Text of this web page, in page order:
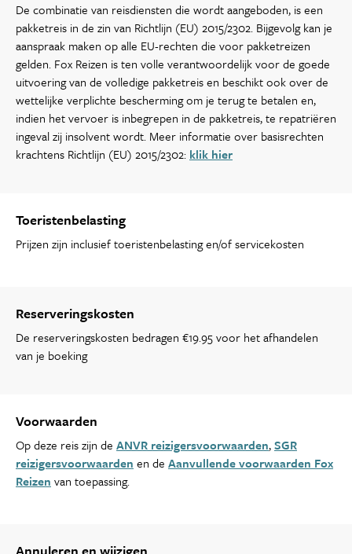
De combinatie van reisdiensten die wordt aangeboden, is een
pakketreis in de zin van Richtlijn (EU) 2015/2302. Bijgevolg kan je
aanspraak maken op alle EU-rechten die voor pakketreizen
gelden. Fox Reizen is ten volle verantwoordelijk voor de goede
uitvoering van de volledige pakketreis en beschikt ook over de
wettelijke verplichte bescherming om je terug te betalen en,
indien het vervoer is inbegrepen in de pakketreis, te repatriëren
ingeval zij insolvent wordt. Meer informatie over basisrechten
krachtens Richtlijn (EU) 2015/2302: klik hier
Toeristenbelasting
Prijzen zijn inclusief toeristenbelasting en/of servicekosten
Reserveringskosten
De reserveringskosten bedragen €19.95 voor het afhandelen
van je boeking
Voorwaarden
Op deze reis zijn de ANVR reizigersvoorwaarden,SGR
reizigersvoorwaarden en de Aanvullende voorwaarden Fox
Reizen van toepassing.